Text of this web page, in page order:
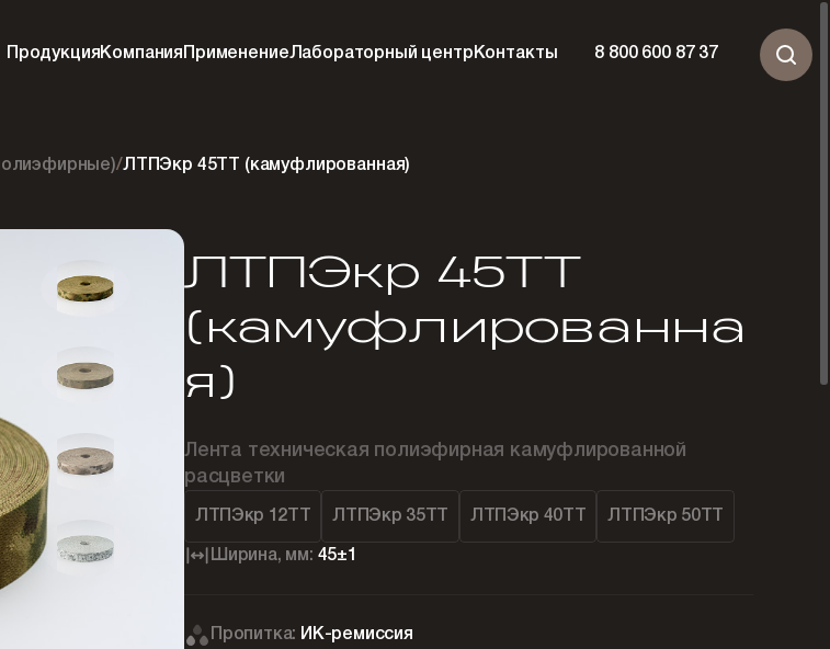
Продукция Компания ПрименениеЛабораторный центр Контакты 8 800 600 87 37
/ЛТПЭкр 45ТТ (камуфлированная)
ЛТПЭкр 45ТТ
(камуфлированна
я)
Лента техническая полиэфирная камуфлированной
расцветки
ЛТПЭкр 12ТТ ЛТПЭкр 35ТТ ЛТПЭкр 40ТТ ЛТПЭкр 50ТТ
Ширина, мм: 45±1
Пропитка: ИК-ремиссия